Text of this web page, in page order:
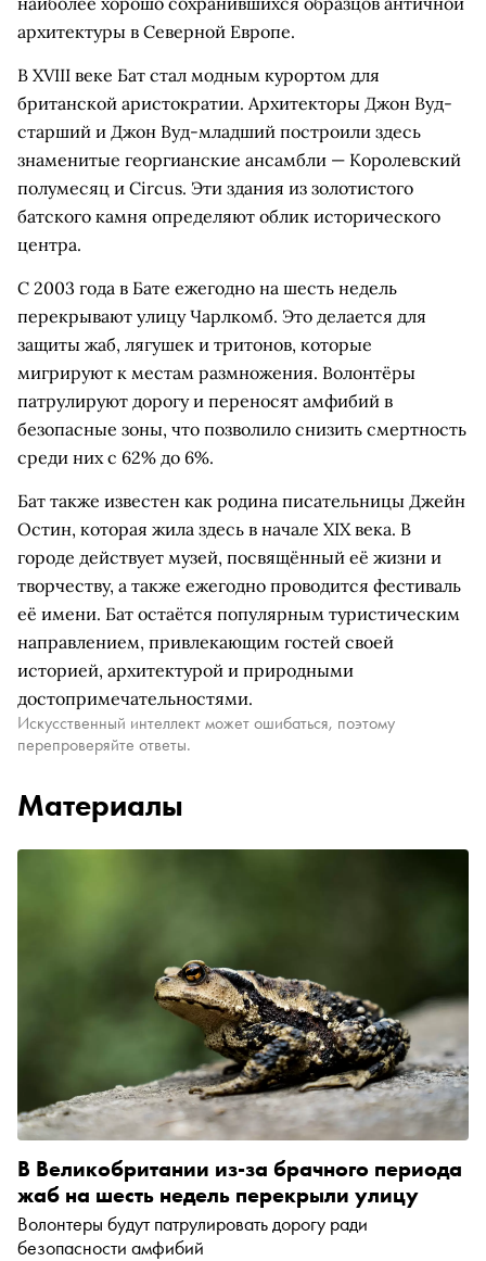
архитектуры в Северной Европе.
В XVIII веке Бат стал модным курортом для
британской аристократии. Архитекторы Джон Вуд-
старший и Джон Вуд-младший построили здесь
знаменитые георгианские ансамбли — Королевский
полумесяц и Circus. Эти здания из золотистого
батского камня определяют облик исторического
центра.
С 2003 года в Бате ежегодно на шесть недель
перекрывают улицу Чарлкомб. Это делается для
защиты жаб, лягушек и тритонов, которые
мигрируют к местам размножения. Волонтёры
патрулируют дорогу и переносят амфибий в
безопасные зоны, что позволило снизить смертность
среди них с 62% до 6%.
Бат также известен как родина писательницы Джейн
Остин, которая жила здесь в начале XIX века. В
городе действует музей, посвящённый её жизни и
творчеству, а также ежегодно проводится фестиваль
её имени. Бат остаётся популярным туристическим
направлением, привлекающим гостей своей
историей, архитектурой и природными
достопримечательностями.
Искусственный интеллект может ошибаться, поэтому
перепроверяйте ответы.
Материалы
В Великобритании из-за брачного периода
жаб на шесть недель перекрыли улицу
Волонтеры будут патрулировать дорогу ради
безопасности амфибий